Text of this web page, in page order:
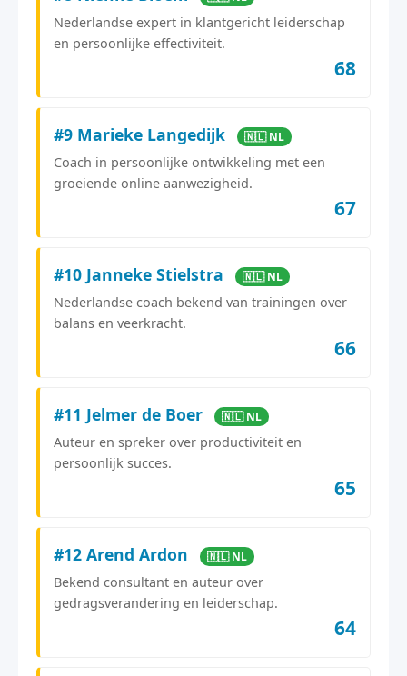
Nederlandse expert in klantgericht leiderschap
en persoonlijke effectiviteit.
68
#9 Marieke Langedijk 🇳🇱 NL
Coach in persoonlijke ontwikkeling met een
groeiende online aanwezigheid.
67
#10 Janneke Stielstra 🇳🇱 NL
Nederlandse coach bekend van trainingen over
balans en veerkracht.
66
#11 Jelmer de Boer 🇳🇱 NL
Auteur en spreker over productiviteit en
persoonlijk succes.
65
#12 Arend Ardon 🇳🇱 NL
Bekend consultant en auteur over
gedragsverandering en leiderschap.
64